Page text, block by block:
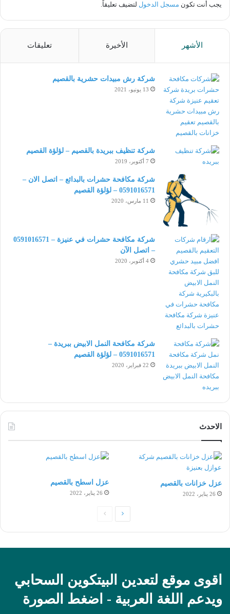
يجب أنت تكون مسجل الدخول لتضيف تعليقاً.
الأشهر الأخيرة تعليقات
شركة رش مبيدات حشرية بالقصيم
13 يونيو، 2021
شركة تنظيف ببريدة بالقصيم – لؤلؤة القصيم
7 أكتوبر، 2019
شركة مكافحة حشرات بالبدائع – اتصل الان –
0591016571 – لؤلؤة القصيم
11 مارس، 2020
شركة مكافحة حشرات في عنيزة – 0591016571
– اتصل الآن
4 أكتوبر، 2020
شركة مكافحة النمل الابيض ببريدة –
0591016571 – لؤلؤة القصيم
22 فبراير، 2020
الاحدث
عزل خزانات بالقصيم
26 يناير، 2022
عزل اسطح بالقصيم
26 يناير، 2022
الصفحةالصفحة
اقوى موقع لتعدين البيتكوين السحابي
ويدعم اللغة العربية - اضغط الصورة